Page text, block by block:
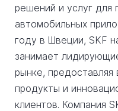
решений и услуг для
автомобильных
году в Швеции, SKF
занимает
рынке,
продукты и
клиентов. Компания